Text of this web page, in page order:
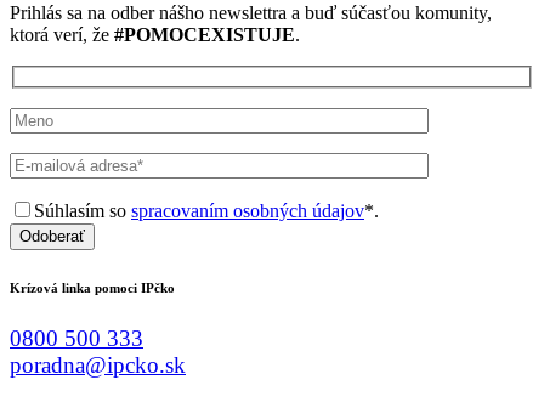
Prihlás sa na odber nášho newslettra a buď súčasťou komunity,
ktorá verí, že #POMOCEXISTUJE.
Súhlasím so spracovaním osobných údajov*.
Odoberať
Krízová linka pomoci IPčko
0800 500 333
poradna@ipcko.sk